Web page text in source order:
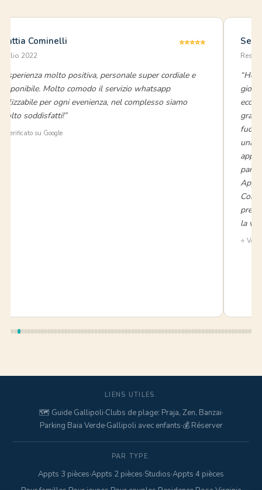
Mattia Cominelli
luglio 2022
⭐⭐⭐⭐⭐
“Esperienza molto positiva, personale super cordiale e
disponibile. Molto comodo il servizio whatsapp
utilizzabile per ogni evenienza, nel complesso siamo
molto soddisfatti!”
⭐ Verificato su Google
“Ho
fuori.
una
parte
la
⭐
LIENS UTILES.
🗺️ Guide Gallipoli·Clubs de plage: Praja, Zen, Banzai·
Parking Baia Verde·Gallipoli avec enfants·💰 Réserver
PAR TYPE.
Appts 3 pièces·Appts 2 pièces·Studios·Appts 4 pièces